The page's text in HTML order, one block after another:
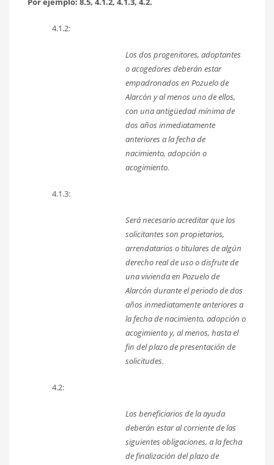
4.1.2:
Los dos progenitores, adoptantes
o acogedores deberán estar
empadronados en Pozuelo de
Alarcón y al menos uno de ellos,
con una antigüedad mínima de
dos años inmediatamente
anteriores a la fecha de
nacimiento, adopción o
acogimiento.
4.1.3:
Será necesario acreditar que los
solicitantes son propietarios,
arrendatarios o titulares de algún
derecho real de uso o disfrute de
una vivienda en Pozuelo de
Alarcón durante el periodo de dos
años inmediatamente anteriores a
la fecha de nacimiento, adopción o
acogimiento y, al menos, hasta el
fin del plazo de presentación de
solicitudes.
4.2:
Los beneficiarios de la ayuda
deberán estar al corriente de las
siguientes obligaciones, a la fecha
de finalización del plazo de